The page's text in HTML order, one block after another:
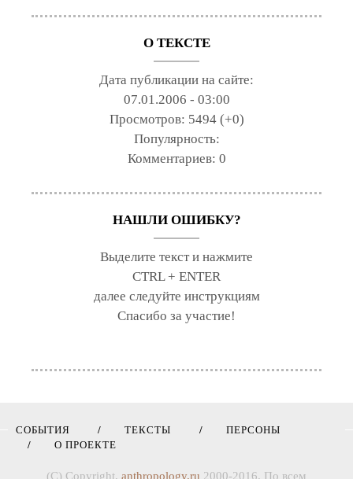
О ТЕКСТЕ
Дата публикации на сайте:
07.01.2006 - 03:00
Просмотров: 5494 (+0)
Популярность:
Комментариев: 0
НАШЛИ ОШИБКУ?
Выделите текст и нажмите
CTRL + ENTER
далее следуйте инструкциям
Спасибо за участие!
СОБЫТИЯ ТЕКСТЫ
ПЕРСОНЫ
О ПРОЕКТЕ
(C) Copyright, anthropology.ru 2000-2016. По всем